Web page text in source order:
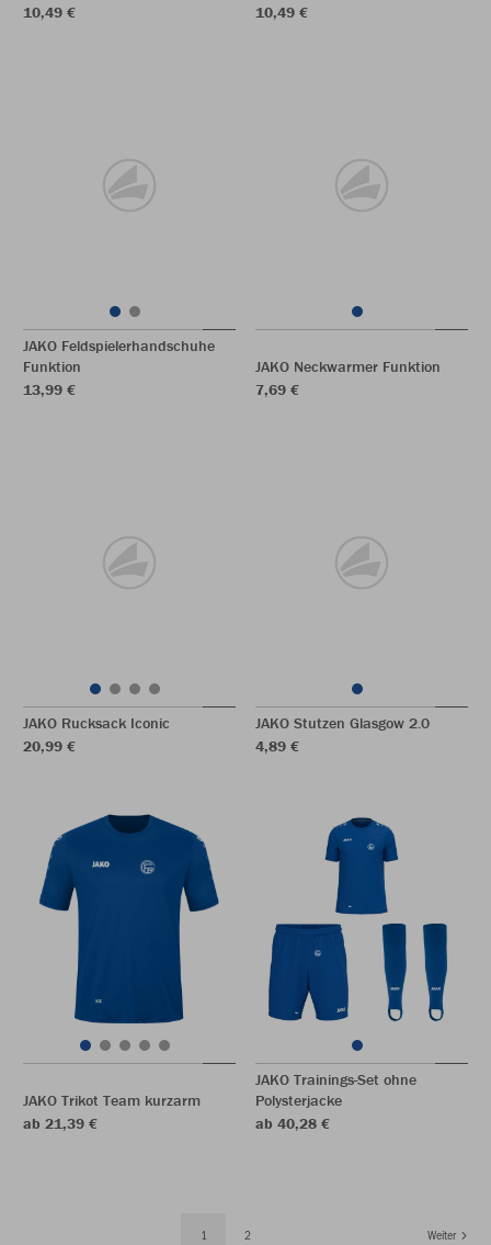
10,49 €
10,49 €
JAKO Feldspielerhandschuhe
Funktion
13,99 €
JAKO Neckwarmer Funktion
7,69 €
JAKO Rucksack Iconic
20,99 €
JAKO Stutzen Glasgow 2.0
4,89 €
JAKO Trikot Team kurzarm
ab 21,39 €
JAKO Trainings-Set ohne
Polysterjacke
ab 40,28 €
1 2 Weiter